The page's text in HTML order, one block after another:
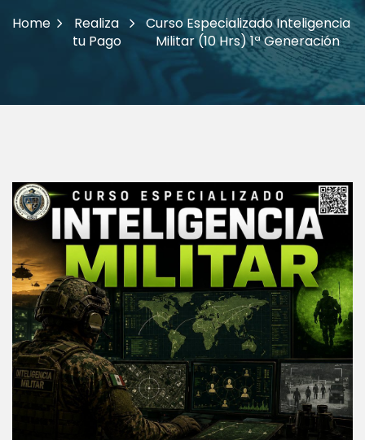
Home
Realiza
tu Pago
Curso Especializado Inteligencia
Militar (10 Hrs) 1ª Generación